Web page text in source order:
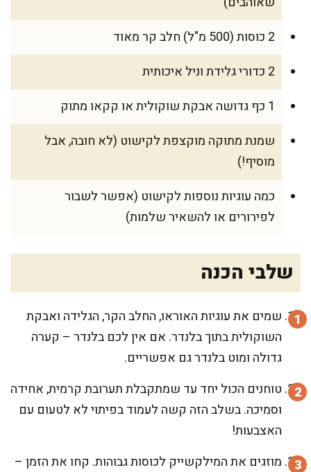
2 כוסות (500 מ"ל) חלב קר מאוד
2 כדורי גלידת וניל איכותית
1 כף גדושה אבקת שוקולית או קקאו מתוק
שמנת מתוקה מוקצפת לקישוט (לא חובה, אבל
מוסיף!)
כמה עוגיות נוספות לקישוט (אפשר לשבור
לפירורים או להשאיר שלמות)
שלבי הכנה
שמים את עוגיות האוראו, החלב הקר, הגלידה ואבקת
השוקולית בתוך בלנדר. אם אין לכם בלנדר – קערה
גדולה ומוט בלנדר גם אפשריים.
טוחנים הכול יחד עד שמתקבלת תערובת קרמית, אחידה
וסמיכה. בשלב הזה קשה לעמוד בפיתוי לא לטעום עם
האצבעות!
מוזגים את המילקשייק לכוסות גבוהות. קחו את הזמן –